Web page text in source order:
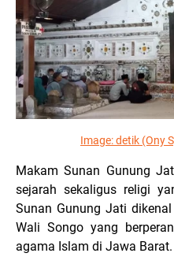
Image:detik (Ony
Makam Sunan Gunung
sejarah sekaligus religi
Sunan Gunung Jati
Wali Songo yang
agama Islam di Jawa Barat.